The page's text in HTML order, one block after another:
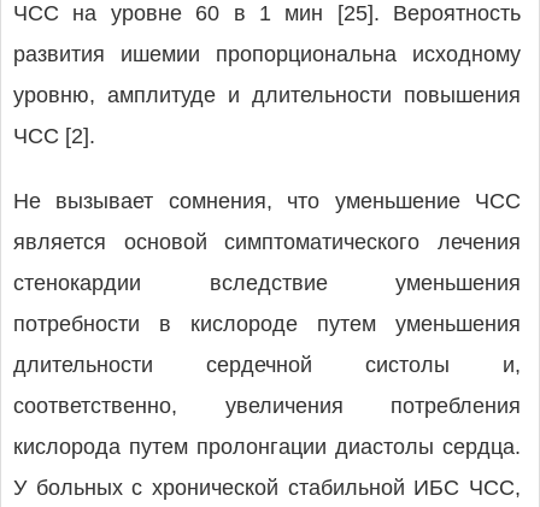
ЧСС на уровне 60 в 1 мин [25]. Вероятность
развития ишемии пропорциональна исходному
уровню, амплитуде и длительности повышения
ЧСС [2].
Не вызывает сомнения, что уменьшение ЧСС
является основой симптоматического лечения
стенокардии вследствие уменьшения
потребности в кислороде путем уменьшения
длительности сердечной систолы и,
соответственно, увеличения потребления
кислорода путем пролонгации диастолы сердца.
У больных с хронической стабильной ИБС ЧСС,